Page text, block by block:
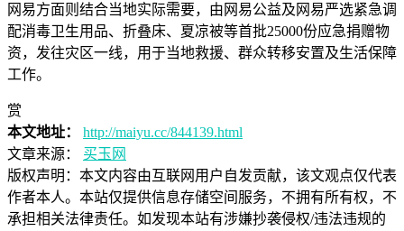
网易方面则结合当地实际需要，由网易公益及网易严选紧急调
配消毒卫生用品、折叠床、夏凉被等首批25000份应急捐赠物
资，发往灾区一线，用于当地救援、群众转移安置及生活保障
工作。
赏
本文地址：
http://maiyu.cc/844139.html
文章来源：
买玉网
版权声明： 本文内容由互联网用户自发贡献，该文观点仅代表
作者本人。本站仅提供信息存储空间服务，不拥有所有权，不
承担相关法律责任。如发现本站有涉嫌抄袭侵权/违法违规的